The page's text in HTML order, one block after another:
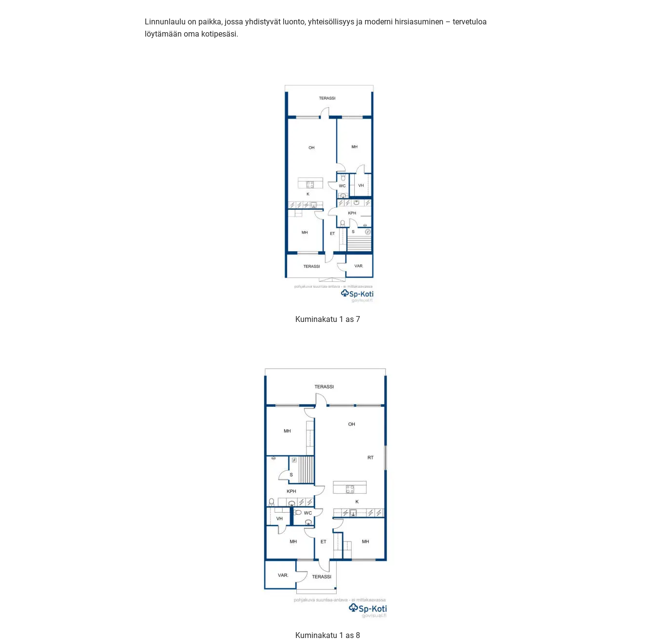
Linnunlaulu on paikka, jossa yhdistyvät luonto, yhteisöllisyys ja moderni hirsiasuminen – tervetuloa
löytämään oma kotipesäsi.
Kuminakatu 1 as 7
Kuminakatu 1 as 8